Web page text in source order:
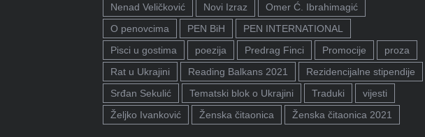
Nenad Veličković
Novi Izraz
Omer Ć. Ibrahimagić
O penovcima
PEN BiH
PEN INTERNATIONAL
Pisci u gostima
poezija Predrag Finci Promocije
proza
Rat u Ukrajini
Reading Balkans 2021
Rezidencijalne stipendije
Srđan Sekulić
Tematski blok o Ukrajini Traduki
vijesti
Željko Ivanković
Ženska čitaonica Ženska čitaonica 2021